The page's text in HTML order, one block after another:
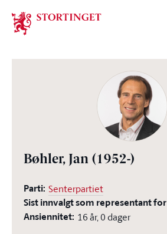
Stortinget.no
Bøhler, Jan (1952-)
Parti: Senterpartiet
Sist innvalgt som representant for
Ansiennitet: 16 år, 0 dager